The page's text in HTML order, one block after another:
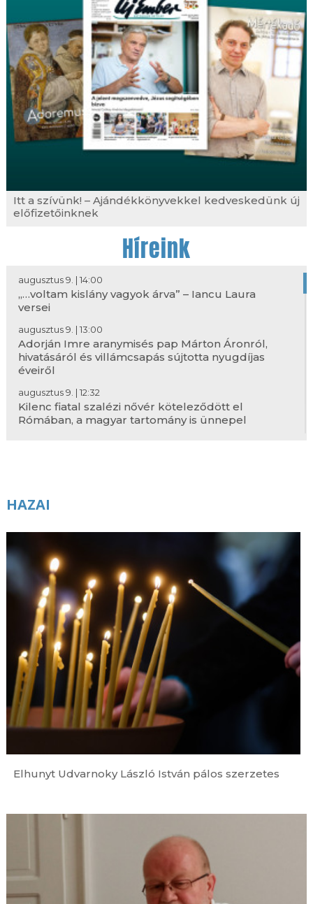
Itt a szívünk! – Ajándékkönyvekkel kedveskedünk új
előfizetőinknek
Híreink
augusztus 9. | 14:00
„…voltam kislány vagyok árva” – Iancu Laura
versei
augusztus 9. | 13:00
Adorján Imre aranymisés pap Márton Áronról,
hivatásáról és villámcsapás sújtotta nyugdíjas
éveiről
augusztus 9. | 12:32
Kilenc fiatal szalézi nővér köteleződött el
Rómában, a magyar tartomány is ünnepel
(Edith Stein) szűz és vértanú, Európa
Útravaló – 2026. augusztus 9., évközi 19.
vasárnap
augusztus 9. | 0:01
Mai evangélium – 2026. augusztus 9., évközi 19.
vasárnap
augusztus 8. | 20:58
Szent Ferenc ereklyéje két keréken érkezett
Csíksomlyóra
augusztus 8. | 20:30
A HÉT VERSE – Arany János: Kozmopolita
Évszázadok üzenete – A felújított esztergomi
Keresztény Múzeum újrarendezett állandó
kiállításáról
Új jelölt a Pannonhalmi Főapátságban –
Egy hivatás beteljesülése és elindulása – Pappá
szentelték Budai János görögkatolikus
diakónust
HAZAI
Elhunyt Udvarnoky László István pálos szerzetes